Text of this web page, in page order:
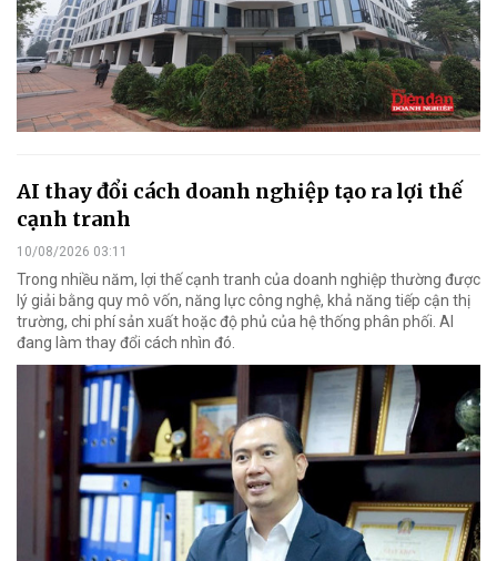
AI thay đổi cách doanh nghiệp tạo ra lợi thế
cạnh tranh
10/08/2026 03:11
Trong nhiều năm, lợi thế cạnh tranh của doanh nghiệp thường được
lý giải bằng quy mô vốn, năng lực công nghệ, khả năng tiếp cận thị
trường, chi phí sản xuất hoặc độ phủ của hệ thống phân phối. AI
đang làm thay đổi cách nhìn đó.